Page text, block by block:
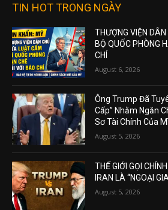
TIN HOT TRONG NGÀY
THƯỢNG VIỆN
BỘ QUỐC PHÒNG
CHÍ
August 6, 2026
Ông Trump Đã
Cấp” Nhằm Ngăn
Sơ Tài Chính Của
August 5, 2026
THẾ GIỚI GỌI
IRAN LÀ “NGOẠI
August 5, 2026